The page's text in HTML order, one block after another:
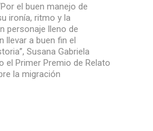
el buen manejo de
ironía, ritmo y la
personaje lleno de
llevar a buen fin el
Susana Gabriela
el Primer Premio de Relato
la migración